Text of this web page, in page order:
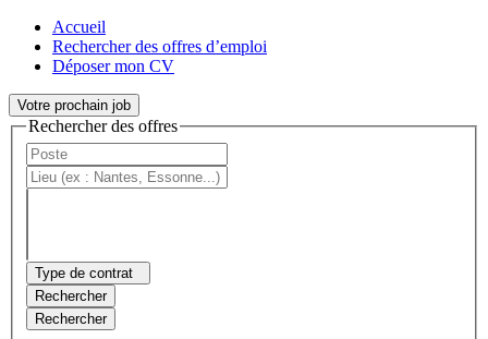
Accueil
Rechercher des offres d’emploi
Déposer mon CV
Votre prochain job
Rechercher des offres
Type de contrat
Rechercher
Rechercher